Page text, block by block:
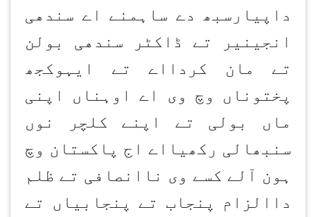
داپیارسبھ دے ساہمنے اے سندھی
انجینیر تے ڈاکٹر سندھی بولن
تے مان کردااے تے ایہوکجھ
پختوناں وچ وی اے اوہناں اپنی
ماں بولی تے اپنے کلچر نوں
سنبھالی رکھیااے اج پاکستان وچ
ہون آلے کسے وی ناانصافی تے ظلم
داالزام پنجاب تے پنجابیاں تے